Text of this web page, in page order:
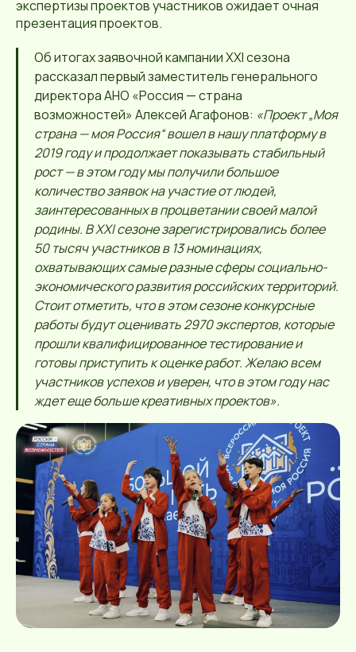
экспертизы проектов участников ожидает очная
презентация проектов.
Об итогах заявочной кампании XXI сезона
рассказал первый заместитель генерального
директора АНО «Россия — страна
возможностей» Алексей Агафонов: «Проект „Моя
страна — моя Россия“ вошел в нашу платформу в
2019 году и продолжает показывать стабильный
рост — в этом году мы получили большое
количество заявок на участие от людей,
заинтересованных в процветании своей малой
родины. В XXI сезоне зарегистрировались более
50 тысяч участников в 13 номинациях,
охватывающих самые разные сферы социально-
экономического развития российских территорий.
Стоит отметить, что в этом сезоне конкурсные
работы будут оценивать 2970 экспертов, которые
прошли квалифицированное тестирование и
готовы приступить к оценке работ. Желаю всем
участников успехов и уверен, что в этом году нас
ждет еще больше креативных проектов».